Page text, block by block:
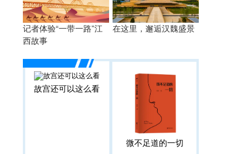
记者体验“一带一路”江
西故事
在这里，邂逅汉魏盛景
故宫还可以这么看
微不足道的一切